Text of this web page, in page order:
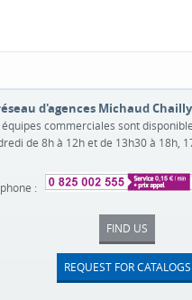
d'agences Michaud Chailly
équipes commerciales sont
de 8h à 12h et de 13h30 à 18h,
:
FIND US
REQUEST FOR CATALOGS